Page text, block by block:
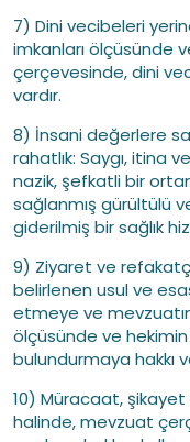
7) Dini vecibeleri
imkanları ölçüsünde
çerçevesinde, dini
vardır.
8) İnsani değerlere
rahatlık: Saygı, itina
nazik, şefkatli bir
sağlanmış gürültülü
giderilmiş bir sağlık
9) Ziyaret ve
belirlenen usul ve
etmeye ve
ölçüsünde ve
bulundurmaya hakkı
10) Müracaat, şikayet
halinde, mevzuat